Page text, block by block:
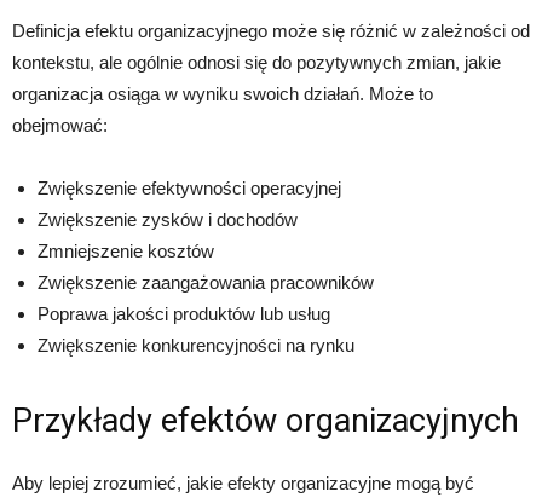
Definicja efektu organizacyjnego może się różnić w zależności od
kontekstu, ale ogólnie odnosi się do pozytywnych zmian, jakie
organizacja osiąga w wyniku swoich działań. Może to
obejmować:
Zwiększenie efektywności operacyjnej
Zwiększenie zysków i dochodów
Zmniejszenie kosztów
Zwiększenie zaangażowania pracowników
Poprawa jakości produktów lub usług
Zwiększenie konkurencyjności na rynku
Przykłady efektów organizacyjnych
Aby lepiej zrozumieć, jakie efekty organizacyjne mogą być